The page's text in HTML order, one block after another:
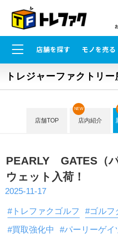
店舗を探す モノを売る
トレジャーファクトリー
店舗TOP 店内紹介
NEW
PEARLY GATES（
ウェット入荷！
2025-11-17
#トレファクゴルフ #ゴルフ
#買取強化中
#パーリーゲイ